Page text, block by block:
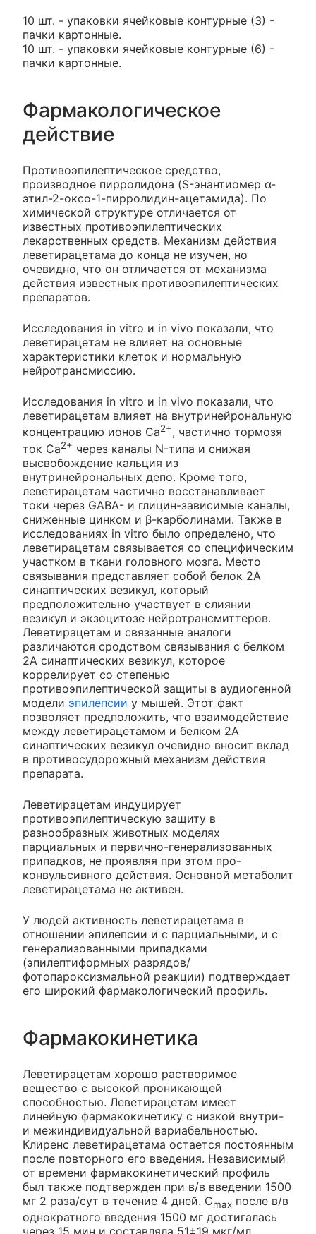
10 шт. - упаковки ячейковые контурные (3) -
пачки картонные.
10 шт. - упаковки ячейковые контурные (6) -
пачки картонные.
Фармакологическое
действие
Противоэпилептическое средство,
производное пирролидона (S-энантиомер α-
этил-2-оксо-1-пирролидин-ацетамида). По
химической структуре отличается от
известных противоэпилептических
лекарственных средств. Механизм действия
леветирацетама до конца не изучен, но
очевидно, что он отличается от механизма
действия известных противоэпилептических
препаратов.
Исследования in vitro и in vivo показали, что
леветирацетам не влияет на основные
характеристики клеток и нормальную
нейротрансмиссию.
Исследования in vitro и in vivo показали, что
леветирацетам влияет на внутринейрональную
концентрацию ионов Са2+, частично тормозя
ток Са2+ через каналы N-типа и снижая
высвобождение кальция из
внутринейрональных депо. Кроме того,
леветирацетам частично восстанавливает
токи через GABA- и глицин-зависимые каналы,
сниженные цинком и β-карболинами. Также в
исследованиях in vitro было определено, что
леветирацетам связывается со специфическим
участком в ткани головного мозга. Место
связывания представляет собой белок 2А
синаптических везикул, который
предположительно участвует в слиянии
везикул и экзоцитозе нейротрансмиттеров.
Леветирацетам и связанные аналоги
различаются сродством связывания с белком
2А синаптических везикул, которое
коррелирует со степенью
противоэпилептической защиты в аудиогенной
модели эпилепсии у мышей. Этот факт
позволяет предположить, что взаимодействие
между леветирацетамом и белком 2А
синаптических везикул очевидно вносит вклад
в противосудорожный механизм действия
препарата.
Леветирацетам индуцирует
противоэпилептическую защиту в
разнообразных животных моделях
парциальных и первично-генерализованных
припадков, не проявляя при этом про-
конвульсивного действия. Основной метаболит
леветирацетама не активен.
У людей активность леветирацетама в
отношении эпилепсии и с парциальными, и с
генерализованными припадками
(эпилептиформных разрядов/
фотопароксизмальной реакции) подтверждает
его широкий фармакологический профиль.
Фармакокинетика
Леветирацетам хорошо растворимое
вещество с высокой проникающей
способностью. Леветирацетам имеет
линейную фармакокинетику с низкой внутри-
и межиндивидуальной вариабельностью.
Клиренс леветирацетама остается постоянным
после повторного его введения. Независимый
от времени фармакокинетический профиль
был также подтвержден при в/в введении 1500
мг 2 раза/сут в течение 4 дней. Cmax после в/в
однократного введения 1500 мг достигалась